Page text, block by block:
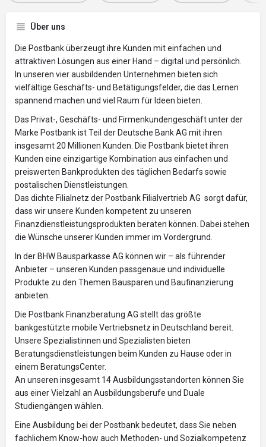
Über uns
Die Postbank überzeugt ihre Kunden mit einfachen und
attraktiven Lösungen aus einer Hand – digital und persönlich.
In unseren vier ausbildenden Unternehmen bieten sich
vielfältige Geschäfts- und Betätigungsfelder, die das Lernen
spannend machen und viel Raum für Ideen bieten.
Das Privat-, Geschäfts- und Firmenkundengeschäft unter der
Marke Postbank ist Teil der Deutsche Bank AG mit ihren
insgesamt 20 Millionen Kunden. Die Postbank bietet ihren
Kunden eine einzigartige Kombination aus einfachen und
preiswerten Bankprodukten des täglichen Bedarfs sowie
postalischen Dienstleistungen.
Das dichte Filialnetz der Postbank Filialvertrieb AG sorgt dafür,
dass wir unsere Kunden kompetent zu unseren
Finanzdienstleistungsprodukten beraten können. Dabei stehen
die Wünsche unserer Kunden immer im Vordergrund.
In der BHW Bausparkasse AG können wir – als führender
Anbieter – unseren Kunden passgenaue und individuelle
Produkte zu den Themen Bausparen und Baufinanzierung
anbieten.
Die Postbank Finanzberatung AG stellt das größte
bankgestützte mobile Vertriebsnetz in Deutschland bereit.
Unsere Spezialistinnen und Spezialisten bieten
Beratungsdienstleistungen beim Kunden zu Hause oder in
einem BeratungsCenter.
An unseren insgesamt 14 Ausbildungsstandorten können Sie
aus einer Vielzahl an Ausbildungsberufe und Duale
Studiengängen wählen.
Eine Ausbildung bei der Postbank bedeutet, dass Sie neben
fachlichem Know-how auch Methoden- und Sozialkompetenz